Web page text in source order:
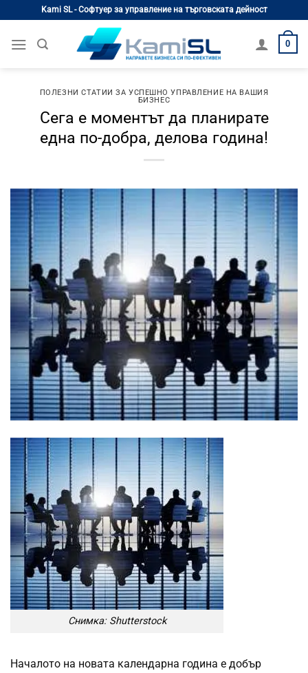
content
Kami SL - Софтуер за управление на търговската дейност
0
ПОЛЕЗНИ СТАТИИ ЗА УСПЕШНО УПРАВЛЕНИЕ НА ВАШИЯ
БИЗНЕС
Сега е моментът да планирате
една по-добра, делова година!
Снимка: Shutterstock
Началото на новата календарна година е добър